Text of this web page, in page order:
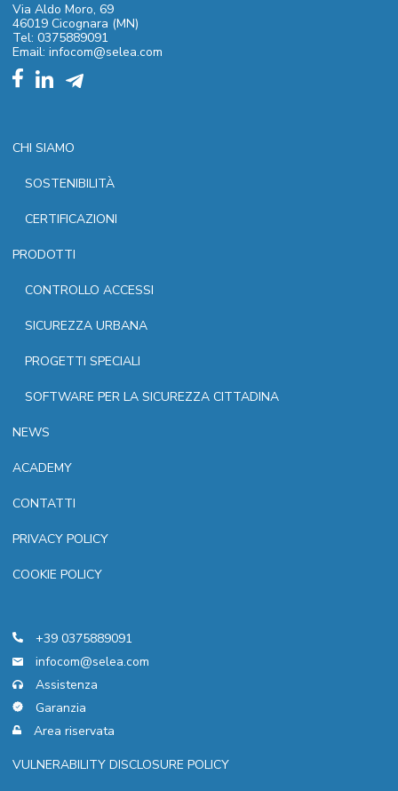
Via Aldo Moro, 69
46019 Cicognara (MN)
Tel: 0375889091
Email: infocom@selea.com
CHI SIAMO
SOSTENIBILITÀ
CERTIFICAZIONI
PRODOTTI
CONTROLLO ACCESSI
SICUREZZA URBANA
PROGETTI SPECIALI
SOFTWARE PER LA SICUREZZA CITTADINA
NEWS
ACADEMY
CONTATTI
PRIVACY POLICY
COOKIE POLICY
+39 0375889091
infocom@selea.com
Assistenza
Garanzia
Area riservata
VULNERABILITY DISCLOSURE POLICY